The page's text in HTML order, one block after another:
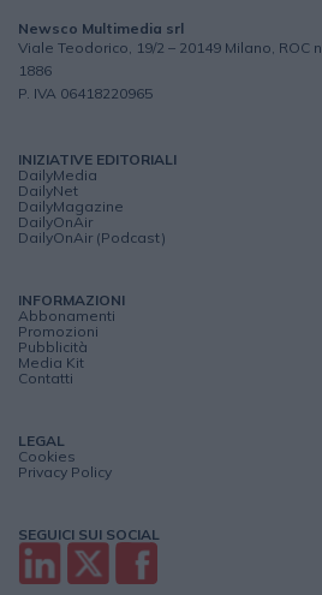
Newsco Multimedia srl
Viale Teodorico, 19/2 – 20149 Milano, ROC n.
1886
P. IVA 06418220965
INIZIATIVE EDITORIALI
DailyMedia
DailyNet
DailyMagazine
DailyOnAir
DailyOnAir (Podcast)
INFORMAZIONI
Abbonamenti
Promozioni
Pubblicità
Media Kit
Contatti
LEGAL
Cookies
Privacy Policy
SEGUICI SUI SOCIAL